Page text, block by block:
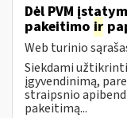
Dėl PVM
pakeitimo ir
Web turinio
Siekdami
įgyvendinimą,
straipsnio
pakeitimą...